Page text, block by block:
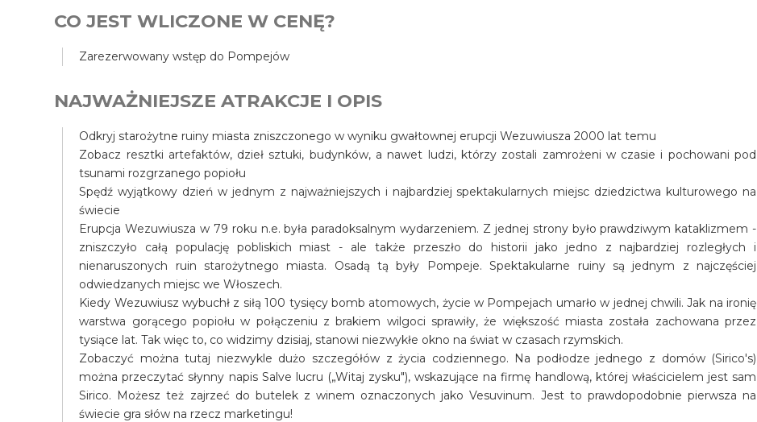
CO JEST WLICZONE W CENĘ?
Zarezerwowany wstęp do Pompejów
NAJWAŻNIEJSZE ATRAKCJE I OPIS
Odkryj starożytne ruiny miasta zniszczonego w wyniku gwałtownej erupcji Wezuwiusza 2000 lat temu
Zobacz resztki artefaktów, dzieł sztuki, budynków, a nawet ludzi, którzy zostali zamrożeni w czasie i pochowani pod
tsunami rozgrzanego popiołu
Spędź wyjątkowy dzień w jednym z najważniejszych i najbardziej spektakularnych miejsc dziedzictwa kulturowego na
świecie
Erupcja Wezuwiusza w 79 roku n.e. była paradoksalnym wydarzeniem. Z jednej strony było prawdziwym kataklizmem -
zniszczyło całą populację pobliskich miast - ale także przeszło do historii jako jedno z najbardziej rozległych i
nienaruszonych ruin starożytnego miasta. Osadą tą były Pompeje. Spektakularne ruiny są jednym z najczęściej
odwiedzanych miejsc we Włoszech.
Kiedy Wezuwiusz wybuchł z siłą 100 tysięcy bomb atomowych, życie w Pompejach umarło w jednej chwili. Jak na ironię
warstwa gorącego popiołu w połączeniu z brakiem wilgoci sprawiły, że większość miasta została zachowana przez
tysiące lat. Tak więc to, co widzimy dzisiaj, stanowi niezwykłe okno na świat w czasach rzymskich.
Zobaczyć można tutaj niezwykle dużo szczegółów z życia codziennego. Na podłodze jednego z domów (Sirico's)
można przeczytać słynny napis Salve lucru („Witaj zysku"), wskazujące na firmę handlową, której właścicielem jest sam
Sirico. Możesz też zajrzeć do butelek z winem oznaczonych jako Vesuvinum. Jest to prawdopodobnie pierwsza na
świecie gra słów na rzecz marketingu!